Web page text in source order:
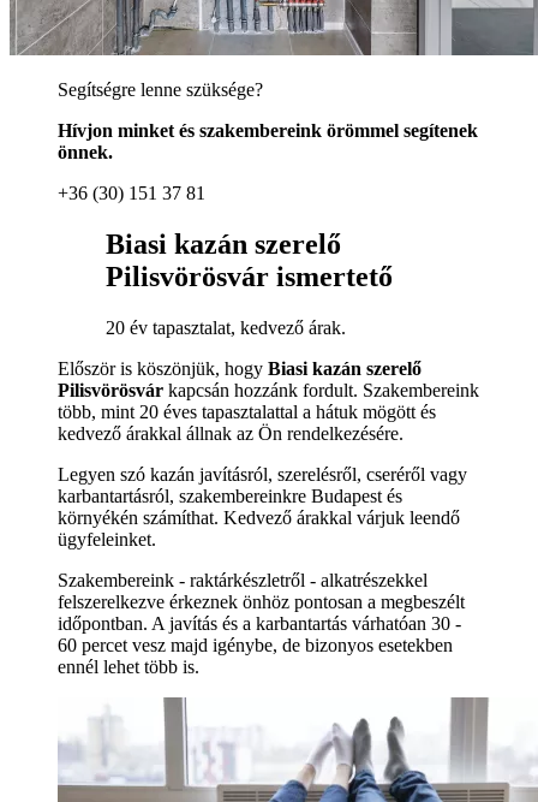
Segítségre lenne szüksége?
Hívjon minket és szakembereink örömmel segítenek
önnek.
+36 (30) 151 37 81
Biasi kazán szerelő
Pilisvörösvár ismertető
20 év tapasztalat, kedvező árak.
Először is köszönjük, hogy Biasi kazán szerelő
Pilisvörösvár kapcsán hozzánk fordult. Szakembereink
több, mint 20 éves tapasztalattal a hátuk mögött és
kedvező árakkal állnak az Ön rendelkezésére.
Legyen szó kazán javításról, szerelésről, cseréről vagy
karbantartásról, szakembereinkre Budapest és
környékén számíthat. Kedvező árakkal várjuk leendő
ügyfeleinket.
Szakembereink - raktárkészletről - alkatrészekkel
felszerelkezve érkeznek önhöz pontosan a megbeszélt
időpontban. A javítás és a karbantartás várhatóan 30 -
60 percet vesz majd igénybe, de bizonyos esetekben
ennél lehet több is.